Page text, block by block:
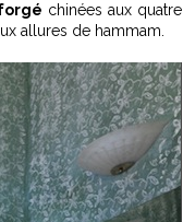
chinées aux quatre
allures de hammam.